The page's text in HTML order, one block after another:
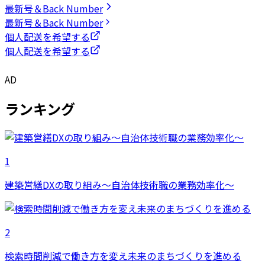
最新号＆Back Number
最新号＆Back Number
個人配送を希望する
個人配送を希望する
AD
ランキング
1
建築営繕DXの取り組み～自治体技術職の業務効率化～
2
検索時間削減で働き方を変え未来のまちづくりを進める